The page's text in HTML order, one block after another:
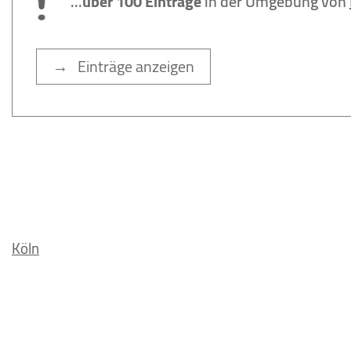
→ Einträge anzeigen
Köln